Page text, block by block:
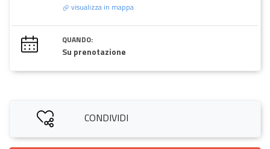
visualizza in mappa
QUANDO:
Su prenotazione
CONDIVIDI